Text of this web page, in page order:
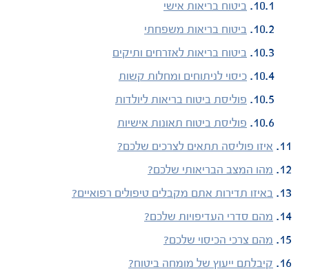
ביטוח בריאות אישי
ביטוח בריאות משפחתי
ביטוח בריאות לאזרחים ותיקים
כיסוי לניתוחים ומחלות קשות
פוליסת ביטוח בריאות ליולדות
פוליסת ביטוח תאונות אישיות
איזו פוליסה תתאים לצרכים שלכם?
מהו המצב הבריאותי שלכם?
באיזו תדירות אתם מקבלים טיפולים רפואיים?
מהם סדרי העדיפויות שלכם?
מהם צרכי הכיסוי שלכם?
קיבלתם ייעוץ של מומחה ביטוח?